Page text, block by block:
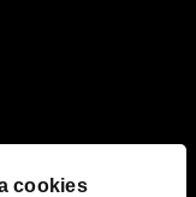
cookies